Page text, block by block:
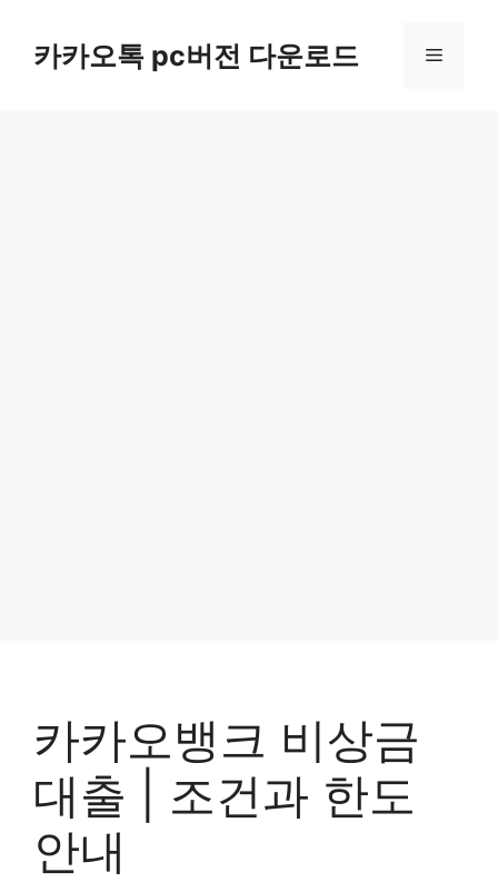
카카오톡 pc버전 다운로드 메
카카오뱅크 비상금
대출 | 조건과 한도
안내